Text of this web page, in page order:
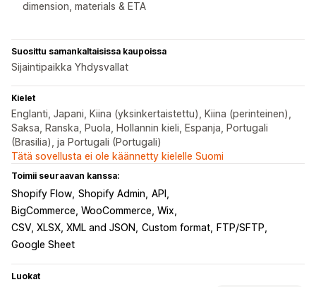
dimension, materials & ETA
Suosittu samankaltaisissa kaupoissa
Sijaintipaikka Yhdysvallat
Kielet
Englanti, Japani, Kiina (yksinkertaistettu), Kiina (perinteinen),
Saksa, Ranska, Puola, Hollannin kieli, Espanja, Portugali
(Brasilia), ja Portugali (Portugali)
Tätä sovellusta ei ole käännetty kielelle Suomi
Toimii seuraavan kanssa:
Shopify Flow Shopify Admin API
BigCommerce, WooCommerce, Wix
CSV, XLSX, XML and JSON
Custom format
FTP/SFTP
Google Sheet
Luokat